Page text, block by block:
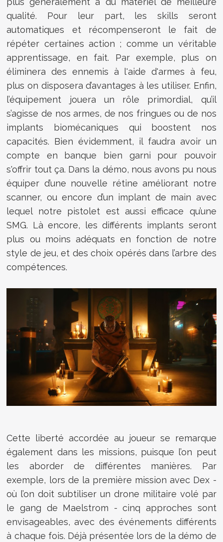
qualité. Pour leur part, les skills seront
automatiques et récompenseront le fait de
répéter certaines action ; comme un véritable
apprentissage, en fait. Par exemple, plus on
éliminera des ennemis à l'aide d'armes à feu,
plus on disposera d’avantages à les utiliser. Enfin,
l’équipement jouera un rôle primordial, qu’il
s’agisse de nos armes, de nos fringues ou de nos
implants biomécaniques qui boostent nos
capacités. Bien évidemment, il faudra avoir un
compte en banque bien garni pour pouvoir
s'offrir tout ça. Dans la démo, nous avons pu nous
équiper d’une nouvelle rétine améliorant notre
scanner, ou encore d’un implant de main avec
lequel notre pistolet est aussi efficace qu’une
SMG. Là encore, les différents implants seront
plus ou moins adéquats en fonction de notre
style de jeu, et des choix opérés dans l’arbre des
compétences.
Cette liberté accordée au joueur se remarque
également dans les missions, puisque l’on peut
les aborder de différentes manières. Par
exemple, lors de la première mission avec Dex -
où l’on doit subtiliser un drone militaire volé par
le gang de Maelstrom - cinq approches sont
envisageables, avec des événements différents
à chaque fois. Déjà présentée lors de la démo de